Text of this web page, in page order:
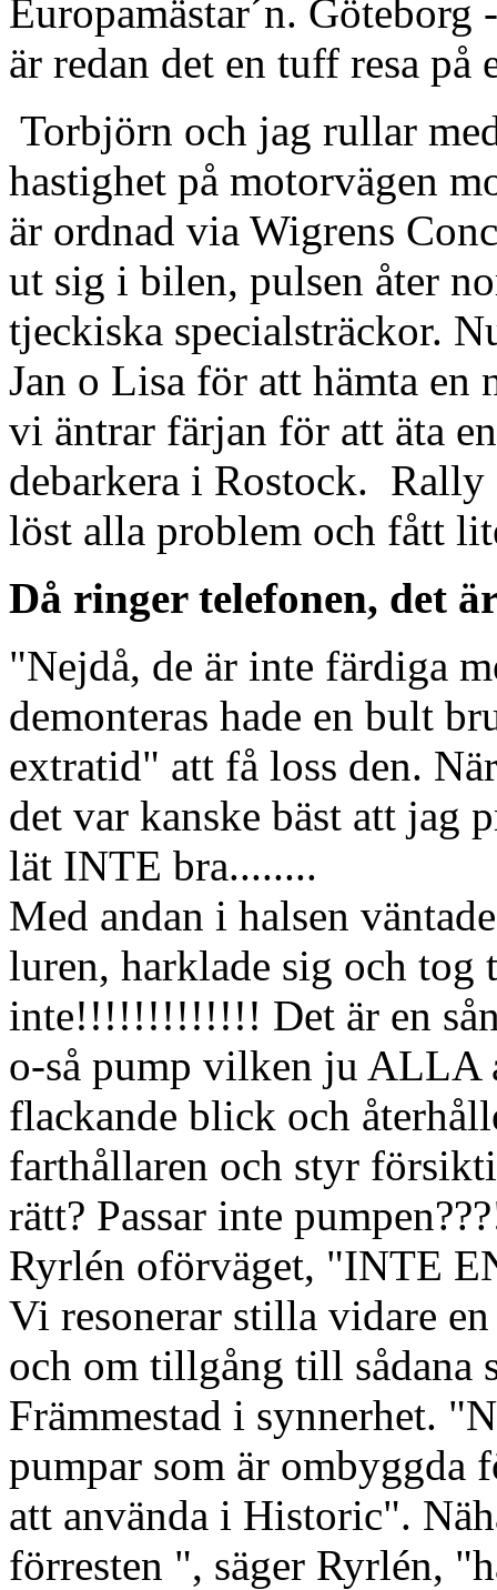
Europamästar´n.
är redan det en tuff resa på
Torbjörn och jag rullar
hastighet på motorvägen
är ordnad via Wigrens
ut sig i bilen, pulsen åter
tjeckiska specialsträckor.
Jan o Lisa för att hämta
vi äntrar färjan för att äta
debarkera i Rostock. Rally
löst alla problem och fått
Då ringer telefonen, det
"Nejdå, de är inte färdiga
demonteras hade en bult
extratid" att få loss den.
det var kanske bäst att jag
lät INTE bra........
Med andan i halsen
luren, harklade sig och tog
inte!!!!!!!!!!!!! Det är en
o-så pump vilken ju ALLA
flackande blick och
farthållaren och styr
rätt? Passar inte
Ryrlén oförväget, "INTE
Vi resonerar stilla vidare
och om tillgång till sådana
Främmestad i synnerhet.
pumpar som är ombyggda
att använda i Historic".
förresten ", säger Ryrlén,